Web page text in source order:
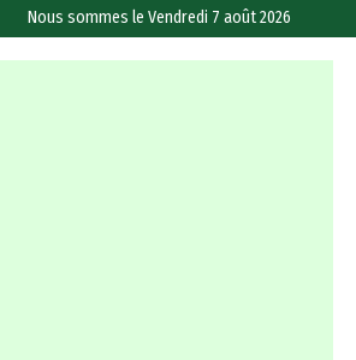
Nous sommes leVendredi 7 août 2026